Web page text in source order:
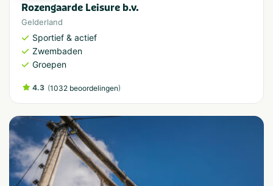
Rozengaarde Leisure b.v.
Gelderland
Sportief & actief
Zwembaden
Groepen
4.3 (1032 beoordelingen)